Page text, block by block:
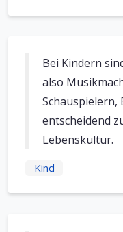
Bei Kindern
also
Schauspielern,
entscheidend
Lebenskultur.
Kind